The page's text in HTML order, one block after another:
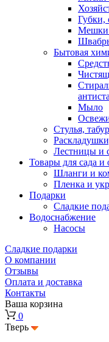
Губки,
Мешки
Бытовая
Мыло
Стулья,
Лестницы и
Товары для сада и
Шланги и
Пленка и
Подарки
Cладкие
Водоснабжение
Насосы
Сладкие подарки
О компании
Отзывы
Оплата и доставка
Контакты
Ваша корзина
0
Тверь